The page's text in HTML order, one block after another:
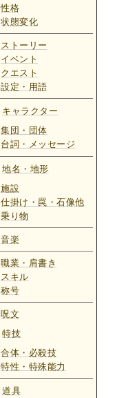
性格
状態変化
ストーリー
イベント
クエスト
設定・用語
キャラクター
集団・団体
台詞・メッセージ
地名・地形
施設
仕掛け・罠・石像他
乗り物
音楽
職業・肩書き
スキル
称号
呪文
特技
合体・必殺技
特性・特殊能力
道具